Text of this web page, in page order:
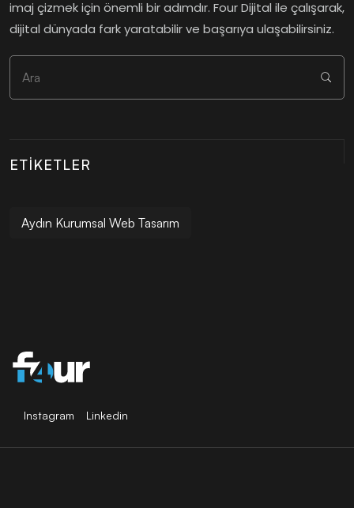
imaj çizmek için önemli bir adımdır. Four Dijital ile çalışarak,
dijital dünyada fark yaratabilir ve başarıya ulaşabilirsiniz.
ETIKETLER
Aydın Kurumsal Web Tasarım
Instagram Linkedin